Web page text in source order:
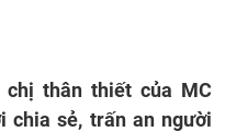
chị thân thiết của MC
chia sẻ, trấn an người